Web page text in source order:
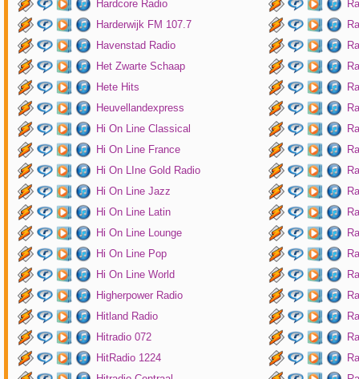
Hardcore Radio
Harderwijk FM 107.7
Havenstad Radio
Het Zwarte Schaap
Hete Hits
Heuvellandexpress
Hi On Line Classical
Hi On Line France
Hi On LIne Gold Radio
Hi On Line Jazz
Hi On Line Latin
Hi On Line Lounge
Hi On Line Pop
Hi On Line World
Higherpower Radio
Hitland Radio
Hitradio 072
HitRadio 1224